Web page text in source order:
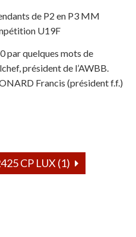
de P2 en P3 MM
U19F
par quelques mots de
président de l’AWBB.
Francis (président f.f.)
CP LUX (1)